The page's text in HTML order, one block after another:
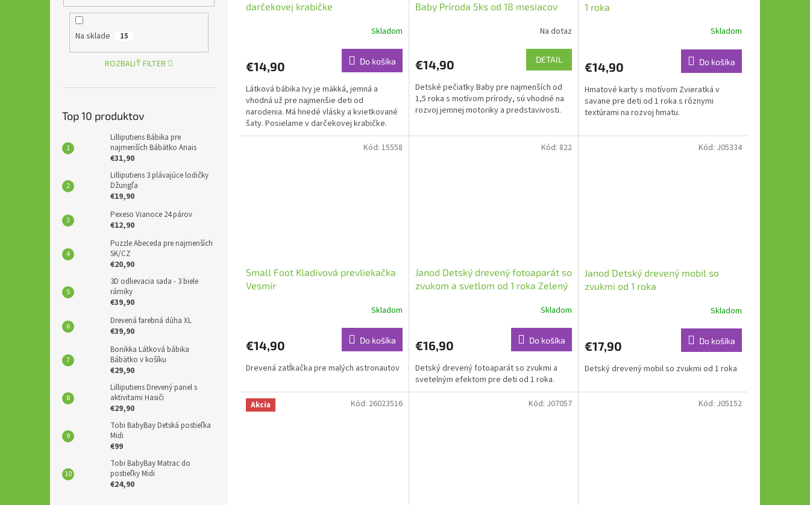
Na sklade 15
ROZBALIŤ FILTER
Top 10 produktov
Lilliputiens Bábika pre
najmenších Bábätko Anais
€31,90
Lilliputiens 3 plávajúce lodičky
Džungľa
€19,90
Pexeso Vianoce 24 párov
€12,90
Puzzle Abeceda pre najmenších
SK/CZ
€20,90
3D odlievacia sada - 3 biele
rámiky
€39,90
Drevená farebná dúha XL
€39,90
Bonikka Látková bábika
Bábätko v košíku
€29,90
Lilliputiens Drevený panel s
aktivitami Hasiči
€29,90
Tobi BabyBay Detská postieľka
Midi
€99
Tobi BabyBay Matrac do
postieľky Midi
€24,90
darčekovej krabičke
Skladom
€14,90 Do košíka
Látková bábika Ivy je mäkká, jemná a
vhodná už pre najmenšie deti od
narodenia. Má hnedé vlásky a kvietkované
šaty. Posielame v darčekovej krabičke.
Baby Príroda 5ks od 18 mesiacov
Na dotaz
€14,90 DETAIL
Detské pečiatky Baby pre najmenších od
1,5 roka s motívom prírody, sú vhodné na
rozvoj jemnej motoriky a predstavivosti.
1 roka
Skladom
€14,90 Do košíka
Hmatové karty s motívom Zvieratká v
savane pre deti od 1 roka s rôznymi
textúrami na rozvoj hmatu.
Small Foot Kladivová prevliekačka
Vesmír
Skladom
€14,90 Do košíka
Drevená zatĺkačka pre malých astronautov
Kód: 15558
Janod Detský drevený fotoaparát so
zvukom a svetlom od 1 roka Zelený
Skladom
€16,90 Do košíka
Detský drevený fotoaparát so zvukmi a
svetelným efektom pre deti od 1 roka.
Kód: 822
Janod Detský drevený mobil so
zvukmi od 1 roka
Skladom
€17,90 Do košíka
Detský drevený mobil so zvukmi od 1 roka
Kód: J05334
Akcia Kód: 26023516 Kód: J07057 Kód: J05152